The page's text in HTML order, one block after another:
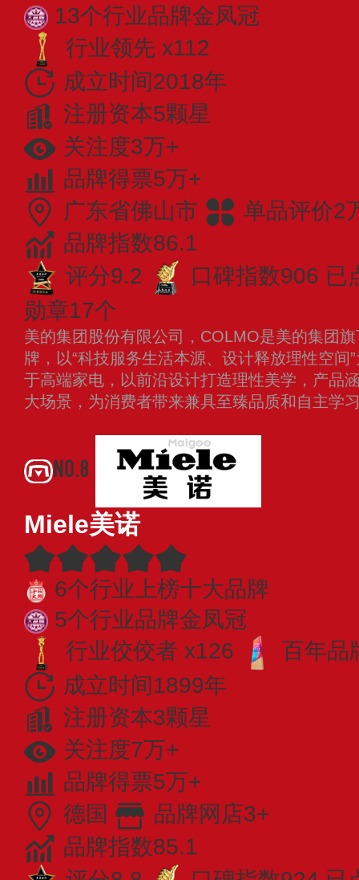
13个行业品牌金凤冠
行业领先 x112
成立时间2018年
注册资本5颗星
关注度3万+
品牌得票5万+
广东省佛山市
单品评价2
品牌指数86.1
评分9.2
口碑指数906 已
勋章17个
美的集团股份有限公司，COLMO是美的集团
牌，以“科技服务生活本源、设计释放理性空间
于高端家电，以前沿设计打造理性美学，产品
大场景，为消费者带来兼具至臻品质和自主学
NO.8
Miele美诺
6个行业上榜十大品牌
5个行业品牌金凤冠
行业佼佼者 x126
百年品
成立时间1899年
注册资本3颗星
关注度7万+
品牌得票5万+
德国
品牌网店3+
品牌指数85.1